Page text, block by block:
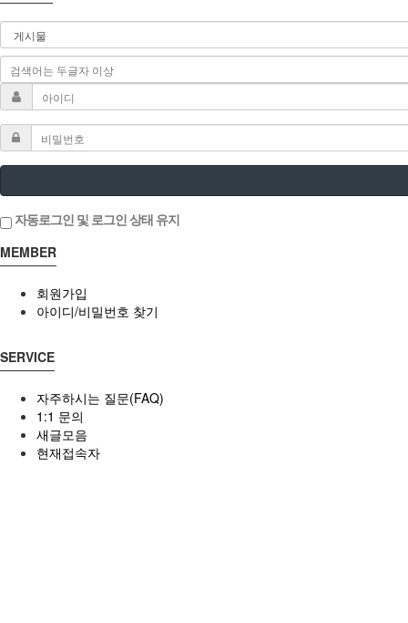
자동로그인 및 로그인 상태 유지
MEMBER
회원가입
아이디/비밀번호 찾기
SERVICE
자주하시는 질문(FAQ)
1:1 문의
새글모음
현재접속자